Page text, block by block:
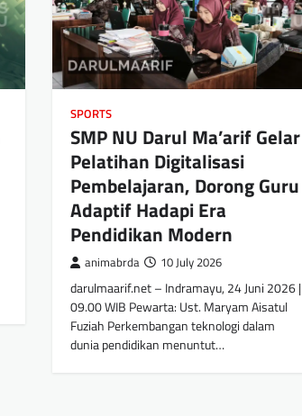
SPORTS
SMP NU Darul Ma’arif Gelar
Pelatihan Digitalisasi
Pembelajaran, Dorong Guru
Adaptif Hadapi Era
Pendidikan Modern
animabrda 10 July 2026
darulmaarif.net – Indramayu, 24 Juni 2026 |
09.00 WIB Pewarta: Ust. Maryam Aisatul
Fuziah Perkembangan teknologi dalam
dunia pendidikan menuntut…